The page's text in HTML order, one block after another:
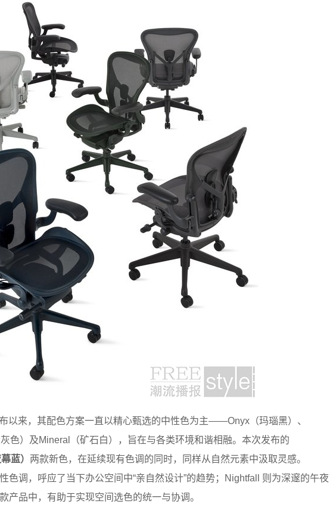
来，其配色方案一直以精心甄选的中性色为主——Onyx（玛瑙黑）、
色）及Mineral（矿石白），旨在与各类环境和谐相融。本次发布的
幕蓝） 两款新色，在延续现有色调的同时，同样从自然元素中汲取灵感。
色调，呼应了当下办公空间中“亲自然设计”的趋势；Nightfall 则为深邃的午夜
产品中，有助于实现空间选色的统一与协调。